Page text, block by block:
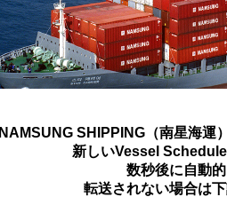
NAMSUNG SHIPPING（南星海運
新しいVessel
数秒後に自動
転送されない場合は